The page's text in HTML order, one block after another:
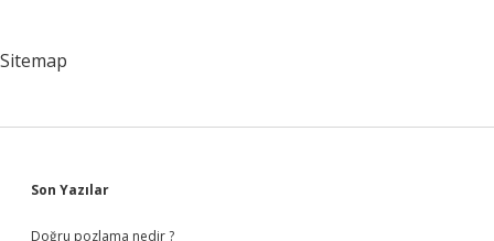
Sitemap
Sidebar
Son Yazılar
Doğru pozlama nedir ?